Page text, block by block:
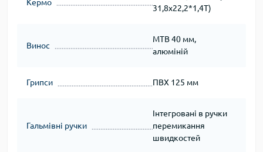
Кермо
31,8х22,2*1,4Т)
Винос
МТВ 40 мм,
алюміній
Грипси ПВХ 125 мм
Гальмівні ручки
Інтегровані в ручки
перемикання
швидкостей